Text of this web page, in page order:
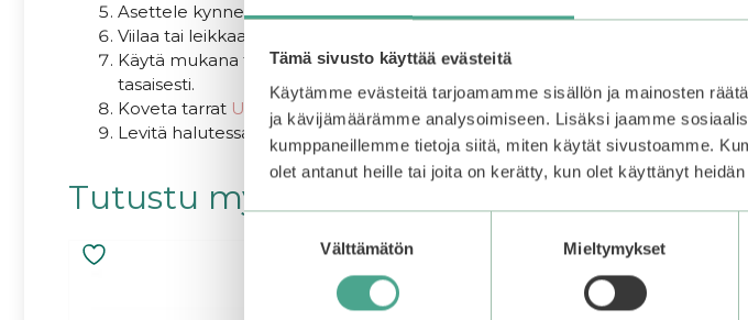
Tämä sivusto käyttää evästeitä
Käytämme evästeitä tarjoamamme sisällön ja mainosten
ja kävijämäärämme analysoimiseen. Lisäksi jaamme
kumppaneillemme tietoja siitä, miten käytät sivustoamme.
olet antanut heille tai joita on kerätty, kun olet käyttänyt heidän
Välttämätön Mieltymykset
Asettele kynnen päälle ja paina tarra tiukasti kynttä vasten.
Viilaa tai leikkaa ylimääräinen tarra pois kynnen päästä ja muotoile.
Käytä mukana tullutta puutikkua tai ohoranPro Easy Dual Stick
-
tasaisesti.
Koveta tarrat UV-lampunalla 1-3 kertaa.
Levitä halutessasi vieläpäällyslakka ja koveta se 1-3 kertaa. Tämä takaa
Tutustu myös